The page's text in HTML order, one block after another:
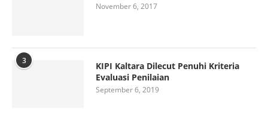
November 6, 2017
3
KIPI Kaltara Dilecut Penuhi Kriteria
Evaluasi Penilaian
September 6, 2019